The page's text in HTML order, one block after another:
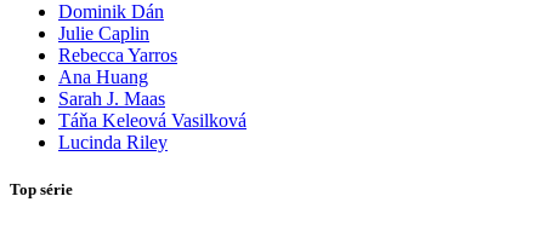
Dominik Dán
Julie Caplin
Rebecca Yarros
Ana Huang
Sarah J. Maas
Táňa Keleová Vasilková
Lucinda Riley
Top série